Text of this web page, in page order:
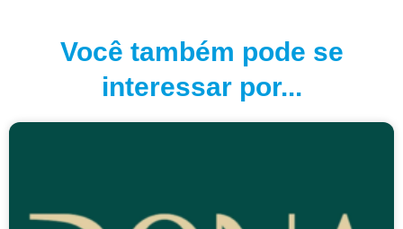
Você também pode se
interessar por...